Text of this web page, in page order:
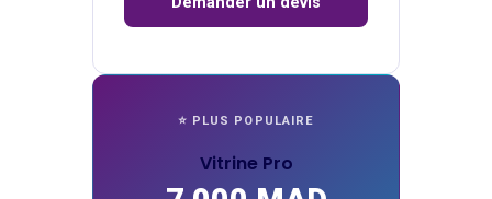
⭐ PLUS POPULAIRE
Vitrine Pro